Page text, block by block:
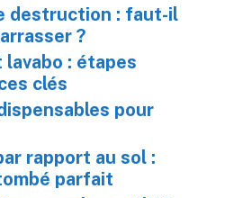
destruction : faut-il
?
: étapes
clés
pour
rapport au sol :
parfait